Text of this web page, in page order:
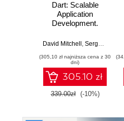
Dart: Scalable
Application
Development.
foundation of
David Mitchell , Sergey Akopkokhyants
(305,10 zł najniższa cena z 30
dni)
305.10 zł
339.00zł (-10%)